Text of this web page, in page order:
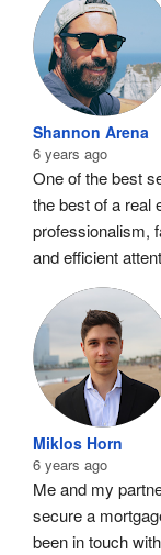
Shannon Arena
6 years ago
One of the best
the best of a real
professionalism,
and efficient
Miklos Horn
6 years ago
Me and my
secure a
been in touch